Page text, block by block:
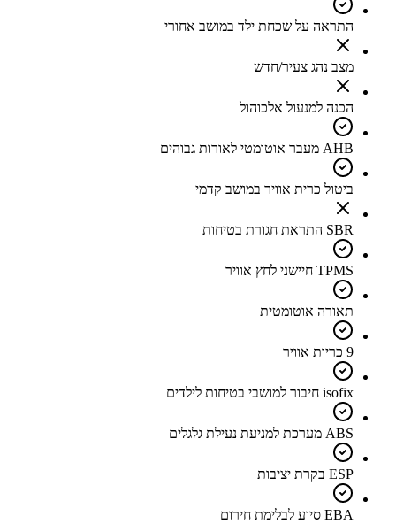
התראה על שכחת ילד במושב אחורי
מצב נהג צעיר/חדש
הכנה למנעול אלכוהול
AHB מעבר אוטומטי לאורות גבוהים
ביטול כרית אוויר במושב קדמי
SBR התראת חגורת בטיחות
TPMS חיישני לחץ אוויר
תאורה אוטומטית
9 כריות אוויר
isofix חיבור למושבי בטיחות לילדים
ABS מערכת למניעת נעילת גלגלים
ESP בקרת יציבות
EBA סיוע לבלימת חירום